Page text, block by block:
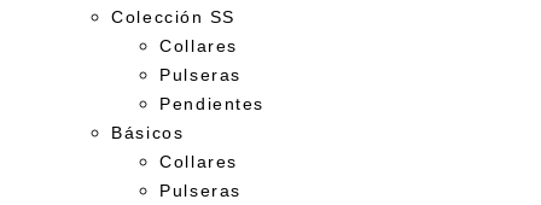
Colección SS
Collares
Pulseras
Pendientes
Básicos
Collares
Pulseras